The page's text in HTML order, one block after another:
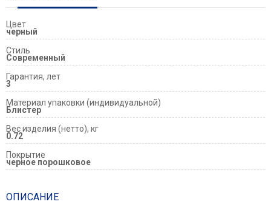
Цвет
черный
Стиль
Современный
Гарантия, лет
3
Материал упаковки (индивидуальной)
Блистер
Вес изделия (нетто), кг
0.72
Покрытие
черное порошковое
ОПИСАНИЕ